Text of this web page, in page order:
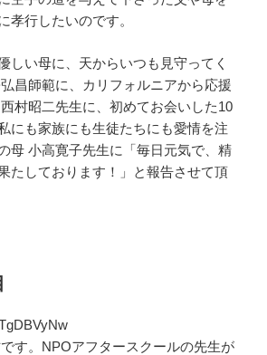
孝行したいのです。
しい母に、天からいつも見守ってく
昌師範に、カリフォルニアから応援
村昭二先生に、初めてお会いした10
にも家族にも生徒たちにも愛情を注
母 小高寛子先生に「毎日元気で、精
たしております！」と報告させて頂
す。NPOアフタースクールの先生が